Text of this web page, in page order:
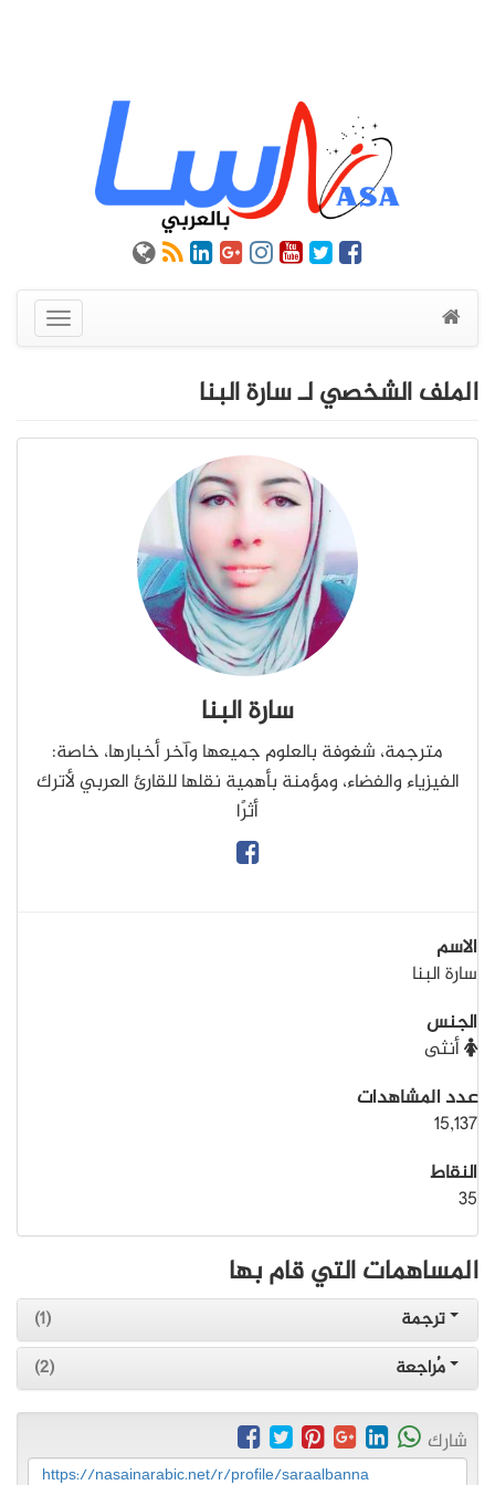
عرض
القائمة
الملف الشخصي لـ سارة البنا
سارة البنا
مترجمة، شغوفة بالعلوم جميعها وآخر أخبارها، خاصة:
الفيزياء والفضاء، ومؤمنة بأهمية نقلها للقارئ العربي لأترك
أثرًا
الاسم
سارة البنا
الجنس
أنثى
عدد المشاهدات
15,137
النقاط
35
المساهمات التي قام بها
ترجمة
(1)
مُراجعة
(2)
شارك
https://nasainarabic.net/r/profile/saraalbanna